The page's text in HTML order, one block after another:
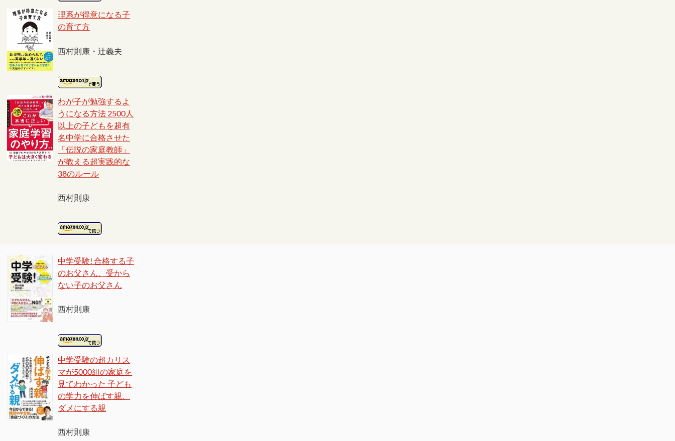
理系が得意になる子
の育て方
西村則康・辻義夫
わが子が勉強するよ
うになる方法 2500人
以上の子どもを超有
名中学に合格させた
「伝説の家庭教師」
が教える超実践的な
38のルール
西村則康
中学受験! 合格する子
のお父さん、受から
ない子のお父さん
西村則康
中学受験の超カリス
マが5000組の家庭を
見てわかった 子ども
の学力を伸ばす親、
ダメにする親
西村則康